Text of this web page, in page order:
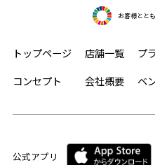
お客様とと
トップページ 店舗一覧 プ
コンセプト
会社概要 ベ
公式アプリ